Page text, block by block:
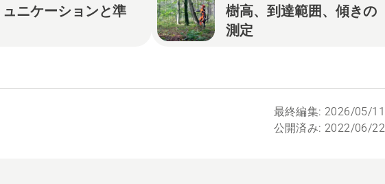
ュニケーションと準
樹高、到達範囲、傾きの
測定
最終編集: 2026/05/11
公開済み: 2022/06/22